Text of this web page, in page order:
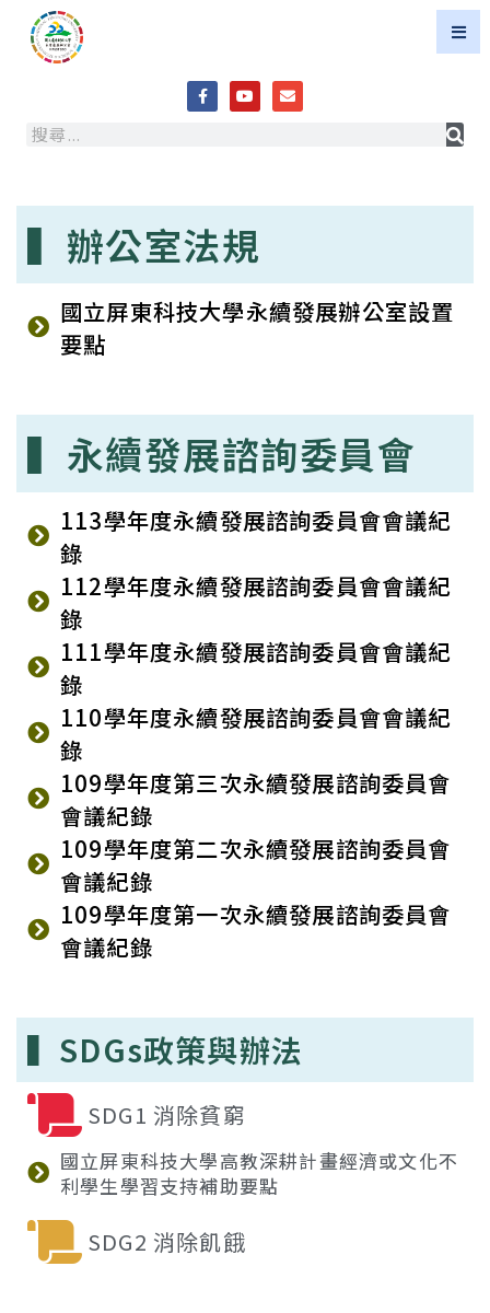
▍辦公室法規
國立屏東科技大學永續發展辦公室設置
要點
▍永續發展諮詢委員會
113學年度永續發展諮詢委員會會議紀
錄
112學年度永續發展諮詢委員會會議紀
錄
111學年度永續發展諮詢委員會會議紀
錄
110學年度永續發展諮詢委員會會議紀
錄
109學年度第三次永續發展諮詢委員會
會議紀錄
109學年度第二次永續發展諮詢委員會
會議紀錄
109學年度第一次永續發展諮詢委員會
會議紀錄
▍SDGs政策與辦法
SDG1 消除貧窮
國立屏東科技大學高教深耕計畫經濟或文化不
利學生學習支持補助要點
SDG2 消除飢餓